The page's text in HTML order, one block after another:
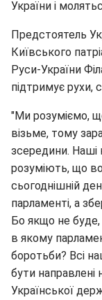
України і
Предстоятель
Київського
Руси-України
підтримує рухи,
"Ми розуміємо,
візьме, тому
зсередини. Наші
розуміють, що
сьогоднішній
парламенті, а
Бо якщо не
в якому
боротьби? Всі
бути
Української